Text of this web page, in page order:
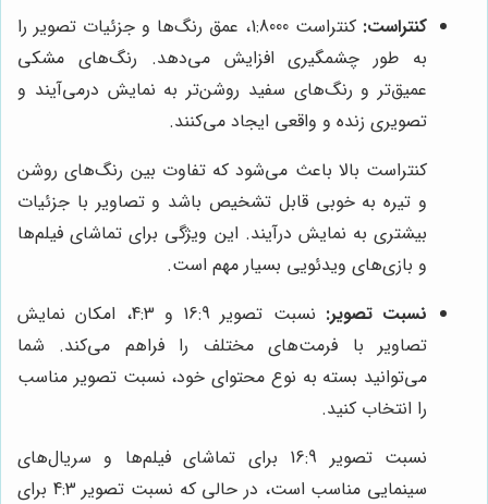
کنتراست:
کنتراست 1:8000، عمق رنگ‌ها و جزئیات تصویر را
به طور چشمگیری افزایش می‌دهد. رنگ‌های مشکی
عمیق‌تر و رنگ‌های سفید روشن‌تر به نمایش درمی‌آیند و
تصویری زنده و واقعی ایجاد می‌کنند.
کنتراست بالا باعث می‌شود که تفاوت بین رنگ‌های روشن
و تیره به خوبی قابل تشخیص باشد و تصاویر با جزئیات
بیشتری به نمایش درآیند. این ویژگی برای تماشای فیلم‌ها
و بازی‌های ویدئویی بسیار مهم است.
نسبت تصویر:
نسبت تصویر 16:9 و 4:3، امکان نمایش
تصاویر با فرمت‌های مختلف را فراهم می‌کند. شما
می‌توانید بسته به نوع محتوای خود، نسبت تصویر مناسب
را انتخاب کنید.
نسبت تصویر 16:9 برای تماشای فیلم‌ها و سریال‌های
سینمایی مناسب است، در حالی که نسبت تصویر 4:3 برای